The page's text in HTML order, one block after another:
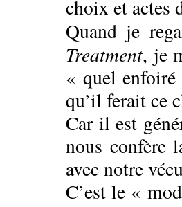
choix et actes
Quand je
Treatment, je
« quel enfoiré
qu’il ferait ce
Car il est
nous confère
avec notre
C’est le «